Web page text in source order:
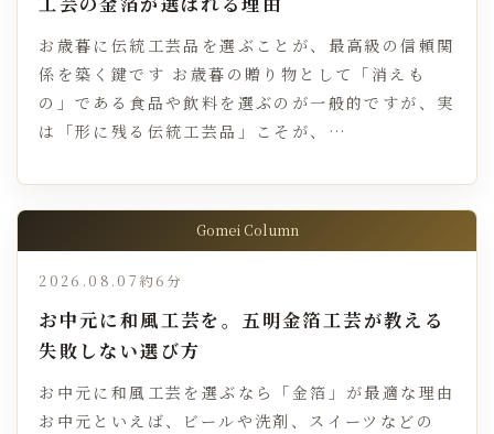
お歳暮に伝統工芸品を選ぶことが、最高級の信頼関
係を築く鍵です お歳暮の贈り物として「消えも
の」である食品や飲料を選ぶのが一般的ですが、実
は「形に残る伝統工芸品」こそが、…
Gomei Column
2026.08.07 約6分
お中元に和風工芸を。五明金箔工芸が教える
失敗しない選び方
お中元に和風工芸を選ぶなら「金箔」が最適な理由
お中元といえば、ビールや洗剤、スイーツなどの